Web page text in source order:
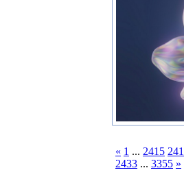
« 1 ... 2415
2433 ... 3355 »